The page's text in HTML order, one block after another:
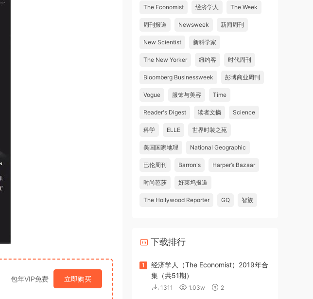
包年VIP免费 立即购买
The Economist 经济学人 The Week
周刊报道 Newsweek 新闻周刊
New Scientist 新科学家
The New Yorker 纽约客 时代周刊
Bloomberg Businessweek 彭博商业周刊
Vogue 服饰与美容 Time
Reader's Digest 读者文摘 Science
科学 ELLE 世界时装之苑
美国国家地理 National Geographic
巴伦周刊 Barron's Harper’s Bazaar
时尚芭莎 好莱坞报道
The Hollywood Reporter GQ 智族
下载排行
1
经济学人（The Economist）2019年合
集（共51期）
1311 1.03w 2